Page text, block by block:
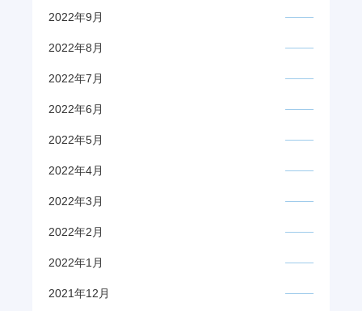
2022年9月
2022年8月
2022年7月
2022年6月
2022年5月
2022年4月
2022年3月
2022年2月
2022年1月
2021年12月